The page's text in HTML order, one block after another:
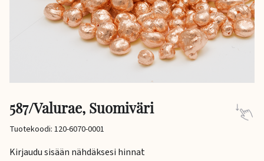
587/Valurae, Suomiväri
Tuotekoodi: 120-6070-0001
Kirjaudu sisään nähdäksesi hinnat